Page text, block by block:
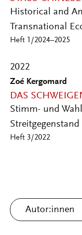
Historical and
Transnational
Heft 1/2024–2025
2022
Zoé Kergomard
DAS
Stimm- und
Heft 3/2022
Autor:innen